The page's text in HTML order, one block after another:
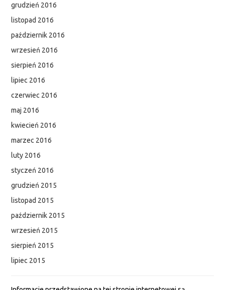
grudzień 2016
listopad 2016
październik 2016
wrzesień 2016
sierpień 2016
lipiec 2016
czerwiec 2016
maj 2016
kwiecień 2016
marzec 2016
luty 2016
styczeń 2016
grudzień 2015
listopad 2015
październik 2015
wrzesień 2015
sierpień 2015
lipiec 2015